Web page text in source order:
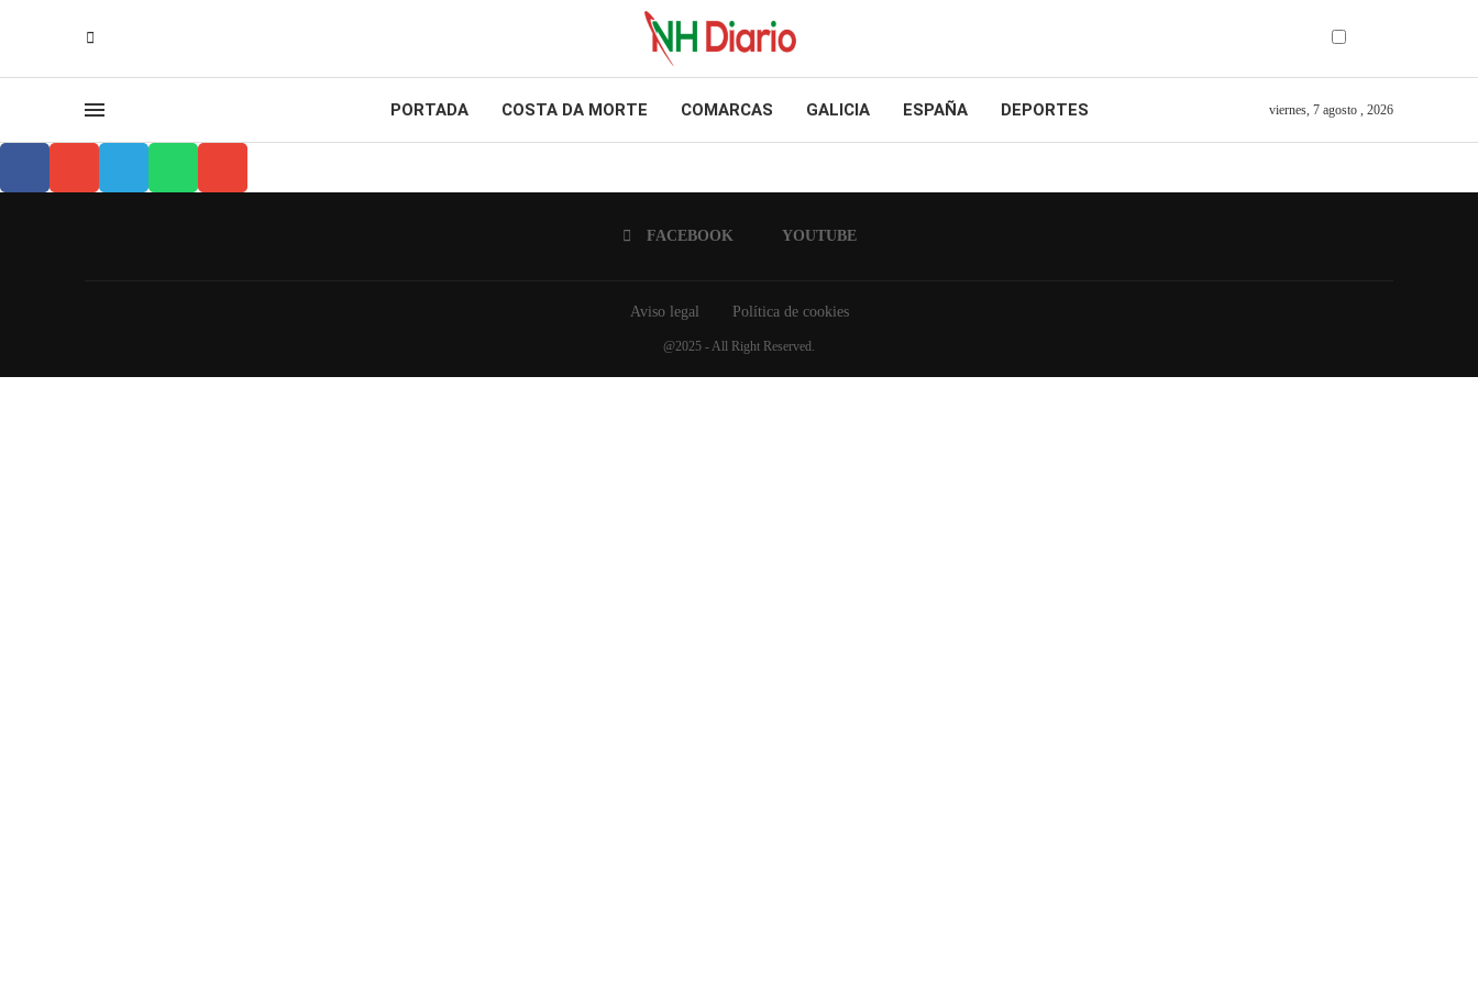
PORTADA COSTA DA MORTE COMARCAS GALICIA ESPAÑA DEPORTES viernes, 7 agosto , 2026
FACEBOOK YOUTUBE
Aviso legal Política de cookies
@2025 - All Right Reserved.